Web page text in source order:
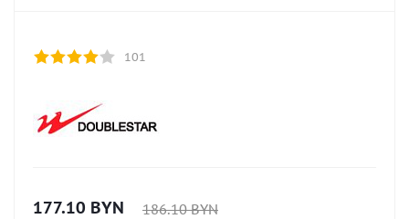
101
177.10 BYN 186.10BYN